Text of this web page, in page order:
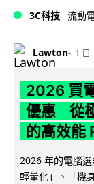
3C科技 流動
Lawton 1 日
2026 買
優惠 從
的高效能
2026 年的電腦
輕量化」、「機